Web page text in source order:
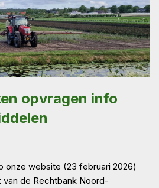
opvragen info
onze website (23 februari 2026)
de Rechtbank Noord-